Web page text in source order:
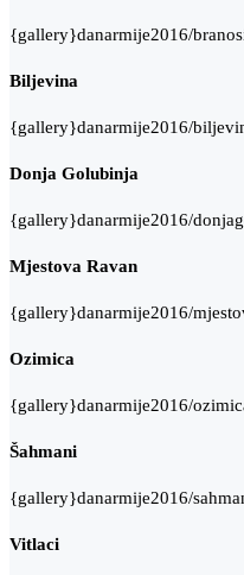
{gallery}danarmije2016/
Biljevina
{gallery}danarmije2016/
Donja Golubinja
{gallery}danarmije2016/
Mjestova Ravan
{gallery}danarmije2016/
Ozimica
{gallery}danarmije2016/
Šahmani
{gallery}danarmije2016/
Vitlaci